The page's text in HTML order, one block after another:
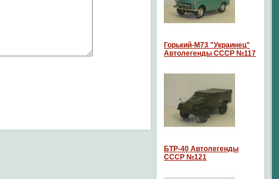
Горький-М73 "Украинец"
Автолегенды СССР №117
БТР-40 Автолегенды
СССР №121